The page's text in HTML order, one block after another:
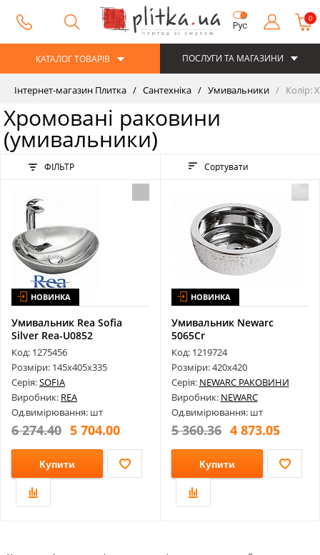
Рус
0
КАТАЛОГ ТОВАРІВ ПОСЛУГИ ТА МАГАЗИНИ
Інтернет-магазин Плитка Сантехніка Умивальники Колір:
Хромовані раковини
(умивальники)
ФІЛЬТР Сортувати
НОВИНКА
Умивальник Rea Sofia
Silver Rea-U0852
145Х405Х335
Код: 1275456
Розміри: 145х405х335
Серія:SOFIA
Виробник: REA
Од.вимірювання: шт
6 274.40 5 704.00
Купити
НОВИНКА
Умивальник Newarc
5065Cr
Код: 1219724
Розміри: 420х420
Серія: NEWARC РАКОВИНИ
Виробник: NEWARC
Од.вимірювання: шт
5 360.36 4 873.05
Купити